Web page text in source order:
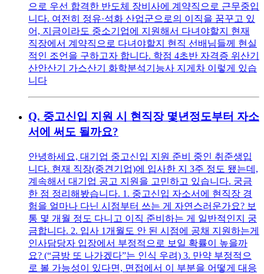
으로 우선 합격한 반도체 장비사에 계약직으로 근무중입
니다. 여전히 정유·석화 산업군으로의 이직을 꿈꾸고 있
어, 지금이라도 중소기업에 지원해서 다녀야할지 현재
직장에서 계약직으로 다녀야할지 현직 선배님들께 현실
적인 조언을 구하고자 합니다. 학점 4초반 자격증 위산기
산안산기 가스산기 화학분석기능사 지게차 이렇게 있습
니다
Q. 중고신입 지원 시 현직장 몇년정도부터 자소
서에 써도 될까요?
안녕하세요, 대기업 중고신입 지원 준비 중인 취준생입
니다. 현재 직장(중견기업)에 입사한 지 3주 정도 됐는데,
계속해서 대기업 공고 지원을 고민하고 있습니다. 궁금
한 점 정리해봤습니다. 1. 중고신입 자소서에 현직장 경
험을 얼마나 다닌 시점부터 쓰는 게 자연스러운가요? 보
통 몇 개월 정도 다니고 이직 준비하는 게 일반적인지 궁
금합니다. 2. 입사 1개월도 안 된 시점에 공채 지원하는게
인사담당자 입장에서 부정적으로 보일 확률이 높을까
요? (“금방 또 나가겠다”는 인식 우려) 3. 만약 부정적으
로 볼 가능성이 있다면, 면접에서 이 부분을 어떻게 대응